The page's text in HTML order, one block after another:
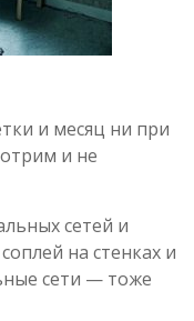
и месяц ни при
и не
сетей и
на стенках и
сети — тоже